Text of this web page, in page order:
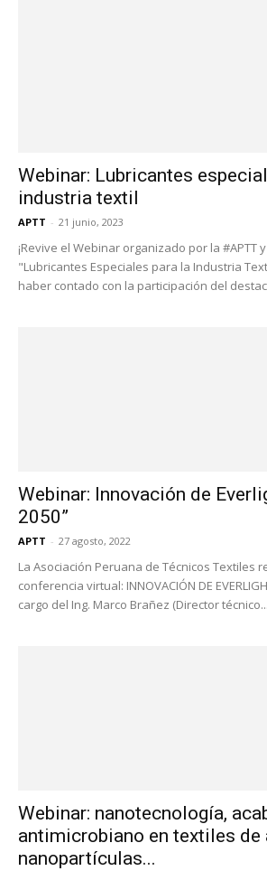
Webinar: Lubricantes
industria textil
APTT - 21 junio, 2023
¡Revive el Webinar organizado por la #APTT
"Lubricantes Especiales para la Industria
haber contado con la participación del
Webinar: Innovación de
2050”
APTT - 27 agosto, 2022
La Asociación Peruana de Técnicos Textiles
conferencia virtual: INNOVACIÓN DE
cargo del Ing. Marco Brañez (Director técnico...
Webinar: nanotecnología,
antimicrobiano en textiles de
nanopartículas...